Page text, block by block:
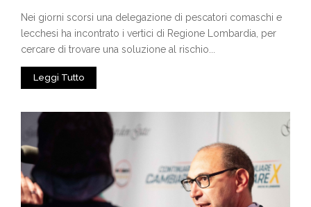
Nei giorni scorsi una delegazione di pescatori comaschi e
lecchesi ha incontrato i vertici di Regione Lombardia, per
cercare di trovare una soluzione al rischio...
Leggi Tutto